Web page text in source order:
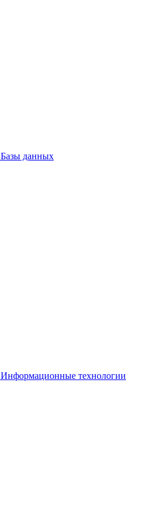
Базы данных
Информационные технологии